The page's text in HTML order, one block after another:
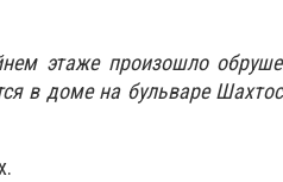
этаже произошло
в доме на бульваре